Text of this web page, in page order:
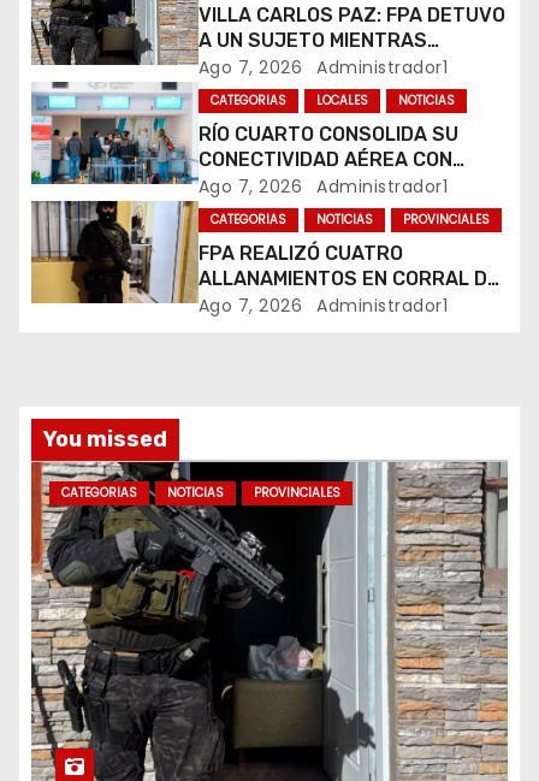
e
e
n
t
r
a
s
VILLA CARLOS PAZ: FPA DETUVO
A UN SUJETO MIENTRAS
COMERCIALIZABA COCAÍNA Y
MARIHUANA EN UNA PLAZA
Ago 7, 2026 Administrador1
CATEGORIAS LOCALES NOTICIAS
RÍO CUARTO CONSOLIDA SU
CONECTIVIDAD AÉREA CON
CUATRO VUELOS SEMANALES A
BUENOS AIRES
Ago 7, 2026 Administrador1
CATEGORIAS NOTICIAS PROVINCIALES
FPA REALIZÓ CUATRO
ALLANAMIENTOS EN CORRAL DE
BUSTOS-IFFLINGER
Ago 7, 2026 Administrador1
You missed
CATEGORIAS NOTICIAS PROVINCIALES